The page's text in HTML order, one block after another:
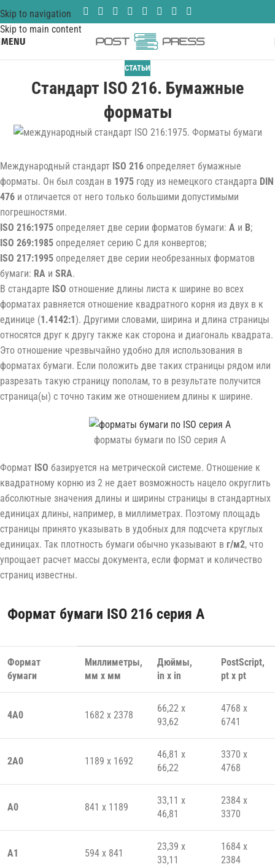
Skip to navigation
Skip to main content
MENU
СТАТЬИ
Стандарт ISO 216. Бумажные
форматы
Международный стандарт ISO 216 определяет бумажные
форматы. Он был создан в 1975 году из немецкого стандарта DIN
476 и отличается от него только большими допустимыми
погрешностями.
ISO 216:1975 определяет две серии форматов бумаги: A и B;
ISO 269:1985 определяет серию C для конвертов;
ISO 217:1995 определяет две серии необрезанных форматов
бумаги: RA и SRA.
В стандарте ISO отношение длины листа к ширине во всех
форматах равняется отношение квадратного корня из двух в к
единице (1.4142:1). Другими словами, ширина и длина страницы
относятся друг к другу также как сторона и диагональ квадрата.
Это отношение чрезвычайно удобно для использования в
форматах бумаги. Если положить две таких страницы рядом или
разрезать такую страницу пополам, то в результате получится
страница(ы) с точно таким же отношением длины к ширине.
форматы бумаги по ISO серия A
Формат ISO базируется на метрической системе. Отношение к
квадратному корню из 2 не дает возможность нацело округлить
абсолютные значения длины и ширины страницы в стандартных
единицах длины, например, в миллиметрах. Поэтому площадь
страницы принято указывать в удобных для подсчета круглых
единицах. Так плотность бумаги обычно указывают в г/м2, что
упрощает расчет массы документа, если формат и количество
страниц известны.
Формат бумаги ISO 216 серия A
Формат
бумаги
Миллиметры,
мм x мм
Дюймы,
in x in
PostScript,
pt x pt
4А0 1682 x 2378
66,22 x
93,62
4768 x
6741
2А0 1189 x 1692
46,81 x
66,22
3370 x
4768
А0 841 x 1189
33,11 x
46,81
2384 x
3370
А1 594 x 841
23,39 x
33,11
1684 x
2384